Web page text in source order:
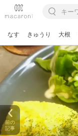
なす きゅうり 大根
前の
記事